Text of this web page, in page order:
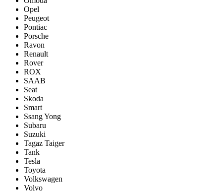
Opel
Peugeot
Pontiac
Porsсhe
Ravon
Renault
Rover
ROX
SAAB
Seat
Skoda
Smart
Ssang Yong
Subaru
Suzuki
Tagaz Taiger
Tank
Tesla
Toyota
Volkswagen
Volvo